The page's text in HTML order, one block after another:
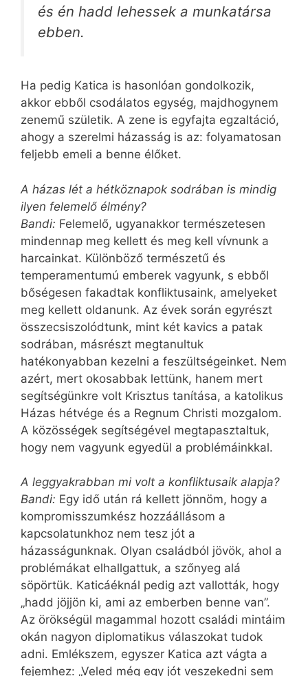
és én hadd lehessek a munkatársa
ebben.
Ha pedig Katica is hasonlóan gondolkozik,
akkor ebből csodálatos egység, majdhogynem
zenemű születik. A zene is egyfajta egzaltáció,
ahogy a szerelmi házasság is az: folyamatosan
feljebb emeli a benne élőket.
A házas lét a hétköznapok sodrában is mindig
ilyen felemelő élmény?
Bandi: Felemelő, ugyanakkor természetesen
mindennap meg kellett és meg kell vívnunk a
harcainkat. Különböző természetű és
temperamentumú emberek vagyunk, s ebből
bőségesen fakadtak konfliktusaink, amelyeket
meg kellett oldanunk. Az évek során egyrészt
összecsiszolódtunk, mint két kavics a patak
sodrában, másrészt megtanultuk
hatékonyabban kezelni a feszültségeinket. Nem
azért, mert okosabbak lettünk, hanem mert
segítségünkre volt Krisztus tanítása, a katolikus
Házas hétvége és a Regnum Christi mozgalom.
A közösségek segítségével megtapasztaltuk,
hogy nem vagyunk egyedül a problémáinkkal.
A leggyakrabban mi volt a konfliktusaik alapja?
Bandi: Egy idő után rá kellett jönnöm, hogy a
kompromisszumkész hozzáállásom a
kapcsolatunkhoz nem tesz jót a
házasságunknak. Olyan családból jövök, ahol a
problémákat elhallgattuk, a szőnyeg alá
söpörtük. Katicáéknál pedig azt vallották, hogy
„hadd jöjjön ki, ami az emberben benne van”.
Az örökségül magammal hozott családi mintáim
okán nagyon diplomatikus válaszokat tudok
adni. Emlékszem, egyszer Katica azt vágta a
fejemhez: „Veled még egy jót veszekedni sem